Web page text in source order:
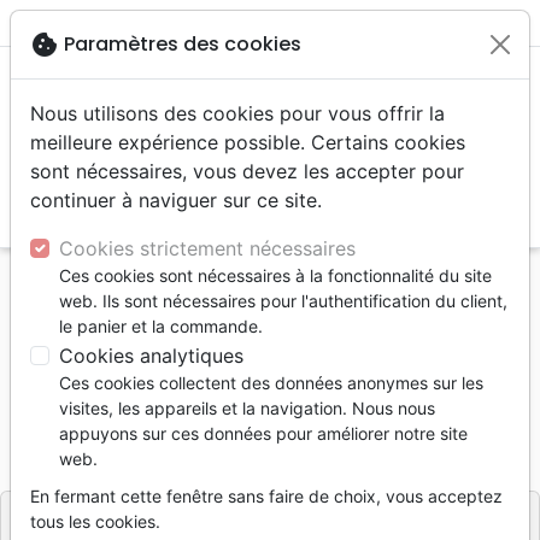
menu
Accueil Livres
Témoignages, biographies
Dis-lui et sois délivrée de l'ésprit de suicide
Dis-lui et sois délivrée de l'ésprit de
suicide
KASS AIMEE
Référence
cookie Paramètres des cookies
Nous utilisons des cookies pour vous offrir la
meilleure expérience possible. Certains cookies
sont nécessaires, vous devez les accepter pour
continuer à naviguer sur ce site.
Cookies strictement nécessaires
Ces cookies sont nécessaires à la fonctionnalité du site
web. Ils sont nécessaires pour l'authentification du client,
le panier et la commande.
Cookies analytiques
Ces cookies collectent des données anonymes sur les
visites, les appareils et la navigation. Nous nous
appuyons sur ces données pour améliorer notre site
web.
En fermant cette fenêtre sans faire de choix, vous acceptez
tous les cookies.